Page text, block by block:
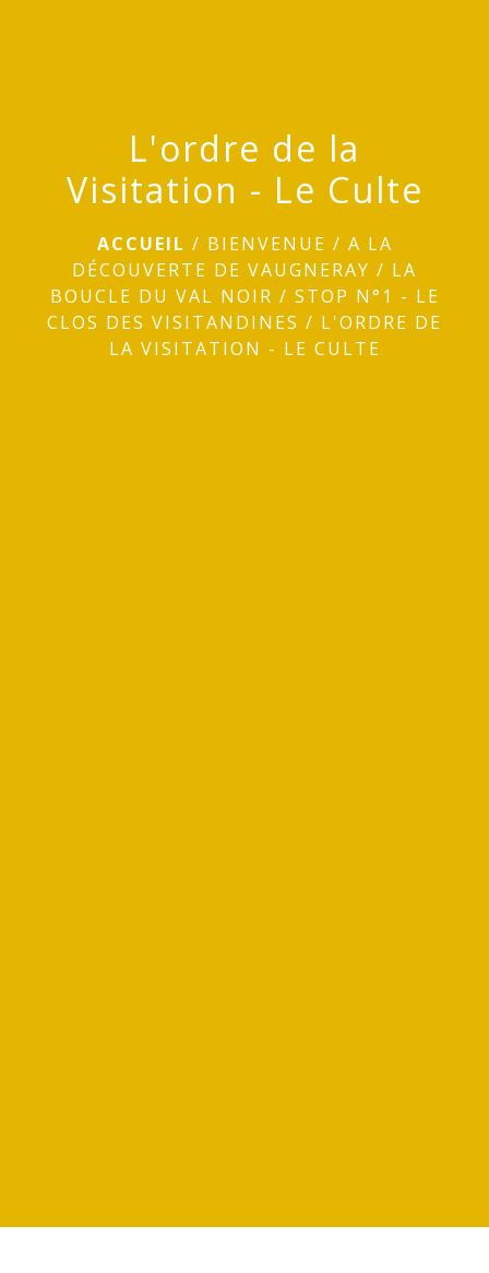
L'ordre de la
Visitation - Le Culte
ACCUEIL / BIENVENUE / A LA
DÉCOUVERTE DE VAUGNERAY / LA
BOUCLE DU VAL NOIR / STOP N°1 - LE
CLOS DES VISITANDINES / L'ORDRE DE
LA VISITATION - LE CULTE